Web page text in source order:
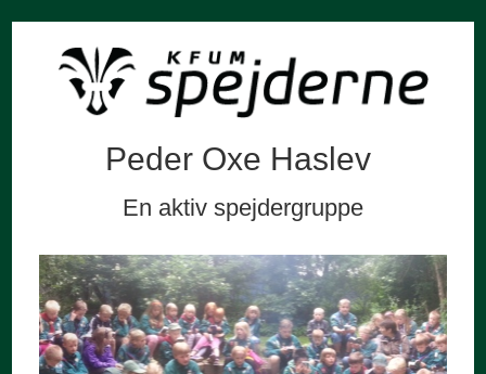
Peder Oxe Haslev
En aktiv spejdergruppe